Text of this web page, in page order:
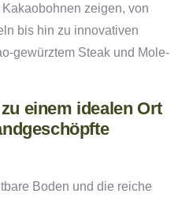
zeigen, von
bis hin zu innovativen
gewürztem Steak und Mole-
einem idealen Ort
Boden und die reiche